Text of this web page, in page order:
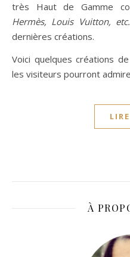
très Haut de Gamme
Hermès, Louis Vuitton,
dernières créations.
Voici quelques créations de
les visiteurs pourront
À